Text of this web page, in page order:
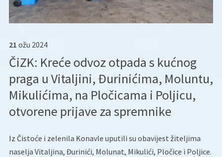
21 ožu 2024
ČiZK: Kreće odvoz otpada s kućnog
praga u Vitaljini, Đurinićima, Moluntu,
Mikulićima, na Pločicama i Poljicu,
otvorene prijave za spremnike
Iz Čistoće i zelenila Konavle uputili su obavijest žiteljima
naselja Vitaljina, Đurinići, Molunat, Mikulići, Pločice i Poljice.